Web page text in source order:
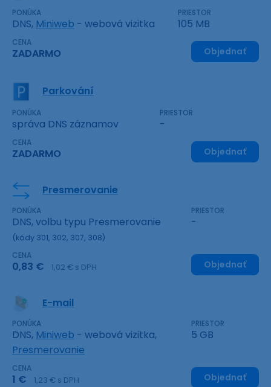
PONÚKA
DNS, Miniweb - webová vizitka
PRIESTOR
105 MB
CENA
ZADARMO Objednať
Parkování
PONÚKA
správa DNS záznamov
PRIESTOR
-
CENA
ZADARMO Objednať
Presmerovanie
PONÚKA
DNS, volbu typu Presmerovanie
(kódy 301, 302, 307, 308)
PRIESTOR
-
CENA
0,83 € 1,02 € s DPH Objednať
E-mail
PONÚKA
DNS, Miniweb - webová vizitka,
Presmerovanie
PRIESTOR
5 GB
CENA
1 € 1,23 € s DPH Objednať